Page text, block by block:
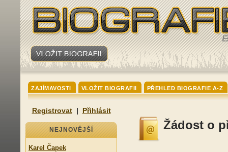
ZAJÍMAVOSTI VLOŽIT BIOGRAFII PŘEHLED BIOGRAFIE A-Z
Registrovat| Přihlásit
NEJNOVĚJŠÍ
Karel Čapek
Žádost o